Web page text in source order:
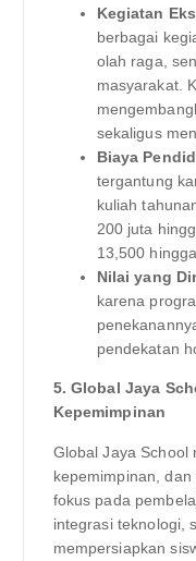
Kegiatan
berbagai
olah raga,
masyarakat.
sekaligus
Biaya
tergantung
kuliah
200 juta
13,500
Nilai yang
karena
pendekatan
5. Global Jaya
Kepemimpinan
Global Jaya School
kepemimpinan,
fokus pada
integrasi teknologi,
mempersiapkan